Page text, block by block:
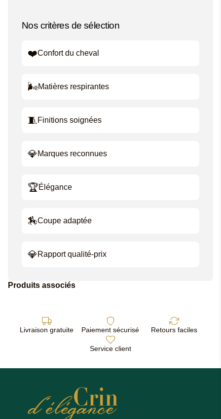
Nos critères de sélection
❤️Confort du cheval
🌬️Matières respirantes
🧵Finitions soignées
💎Marques reconnues
🏆Élégance
🏇Coupe adaptée
💎Rapport qualité-prix
Produits associés
Livraison gratuite Paiement sécurisé Retours faciles
Service client